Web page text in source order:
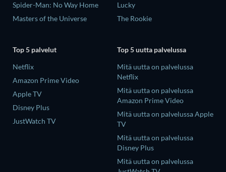
Spider-Man: No Way Home
Masters of the Universe
Lucky
The Rookie
Top 5 palvelut
Netflix
Amazon Prime Video
Apple TV
Disney Plus
JustWatch TV
Top 5 uutta palvelussa
Mitä uutta on palvelussa
Netflix
Mitä uutta on palvelussa
Amazon Prime Video
Mitä uutta on palvelussa Apple
TV
Mitä uutta on palvelussa
Disney Plus
Mitä uutta on palvelussa